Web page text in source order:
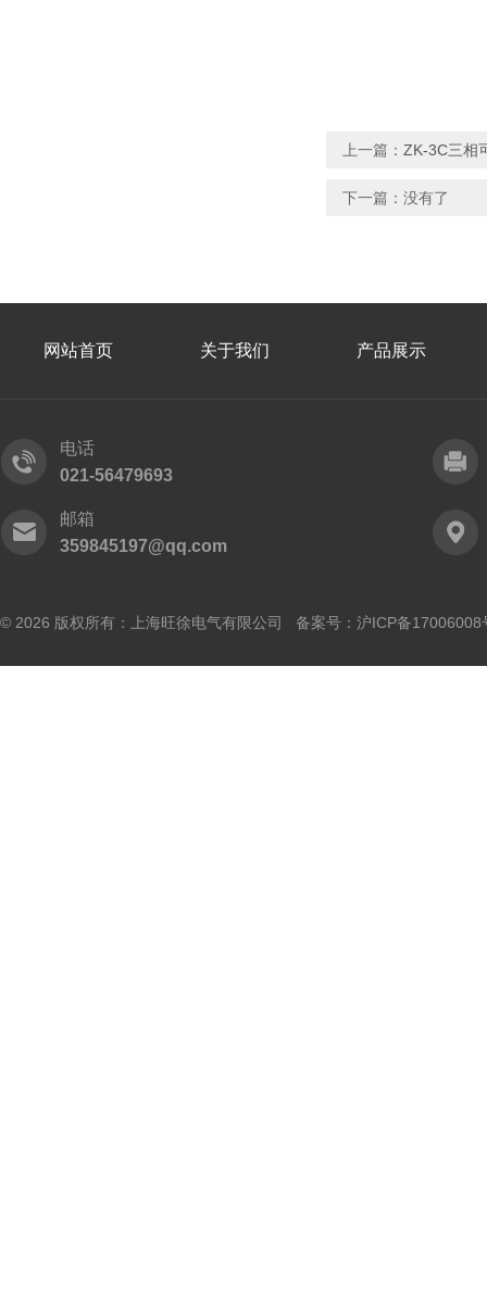
上一篇： ZK-3C三相
下一篇：没有了
网站首页 关于我们 产品展示
电话
021-56479693
邮箱
359845197@qq.com
© 2026 版权所有：上海旺徐电气有限公司 备案号： 沪ICP备17006008